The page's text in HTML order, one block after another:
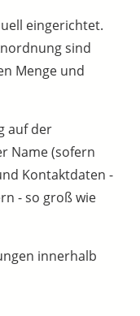
eingerichtet.
sind
Menge und
auf der
Name (sofern
Kontaktdaten -
- so groß wie
innerhalb